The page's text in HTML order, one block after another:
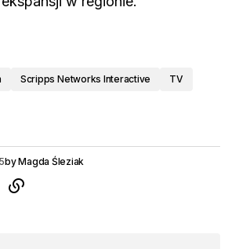
Scripps Networks Interactive
TV
byMagda Śleziak